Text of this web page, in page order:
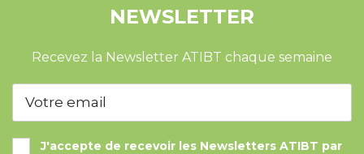
NEWSLETTER
Recevez la Newsletter ATIBT chaque semaine
J'accepte de recevoir les Newsletters ATIBT par